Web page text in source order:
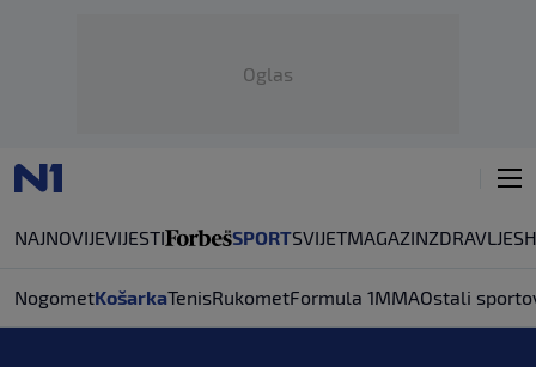
Oglas
NAJNOVIJEVIJESTI SPORTSVIJETMAGAZINZDRAVLJE
NogometKošarkaTenisRukometFormula 1MMAOstali